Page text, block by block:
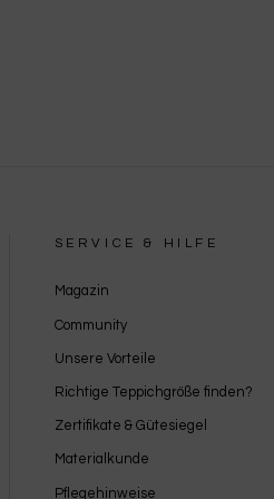
SERVICE & HILFE
Magazin
Community
Unsere Vorteile
Richtige Teppichgröße finden?
Zertifikate & Gütesiegel
Materialkunde
Pflegehinweise